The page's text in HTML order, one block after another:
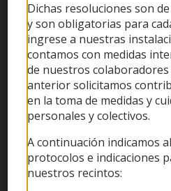
RESERVA TU
Dichas resoluciones son
y son obligatorias para
ingrese a nuestras
contamos con medidas
de nuestros
anterior solicitamos
en la toma de medidas y
personales y colectivos.
A continuación indicamos
protocolos e indicaciones
nuestros recintos: